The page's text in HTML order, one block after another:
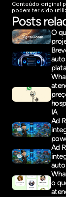
Conteúdo original
podem ter sido
Posts
O
IA
Ad
Ad
o